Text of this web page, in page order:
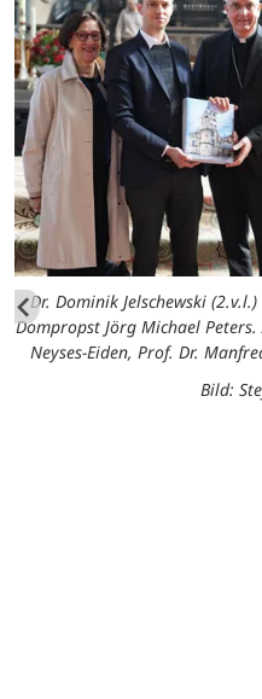
Dr. Dominik Jelschewski
Dompropst Jörg Michael
Neyses-Eiden, Prof. Dr.
Bild: